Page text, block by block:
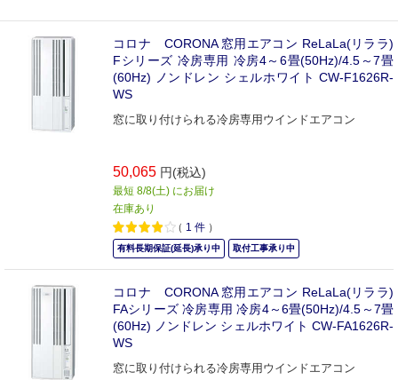
コロナ CORONA 窓用エアコン ReLaLa(リララ)
Fシリーズ 冷房専用 冷房4～6畳(50Hz)/4.5～7畳
(60Hz) ノンドレン シェルホワイト CW-F1626R-
WS
窓に取り付けられる冷房専用ウインドエアコン
50,065 円(税込)
最短 8/8(土) にお届け
在庫あり
（ 1 件 ）
有料長期保証(延長)承り中 取付工事承り中
コロナ CORONA 窓用エアコン ReLaLa(リララ)
FAシリーズ 冷房専用 冷房4～6畳(50Hz)/4.5～7畳
(60Hz) ノンドレン シェルホワイト CW-FA1626R-
WS
窓に取り付けられる冷房専用ウインドエアコン